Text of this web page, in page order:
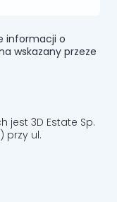
informacji o
wskazany przeze
3D Estate Sp.
przy ul.